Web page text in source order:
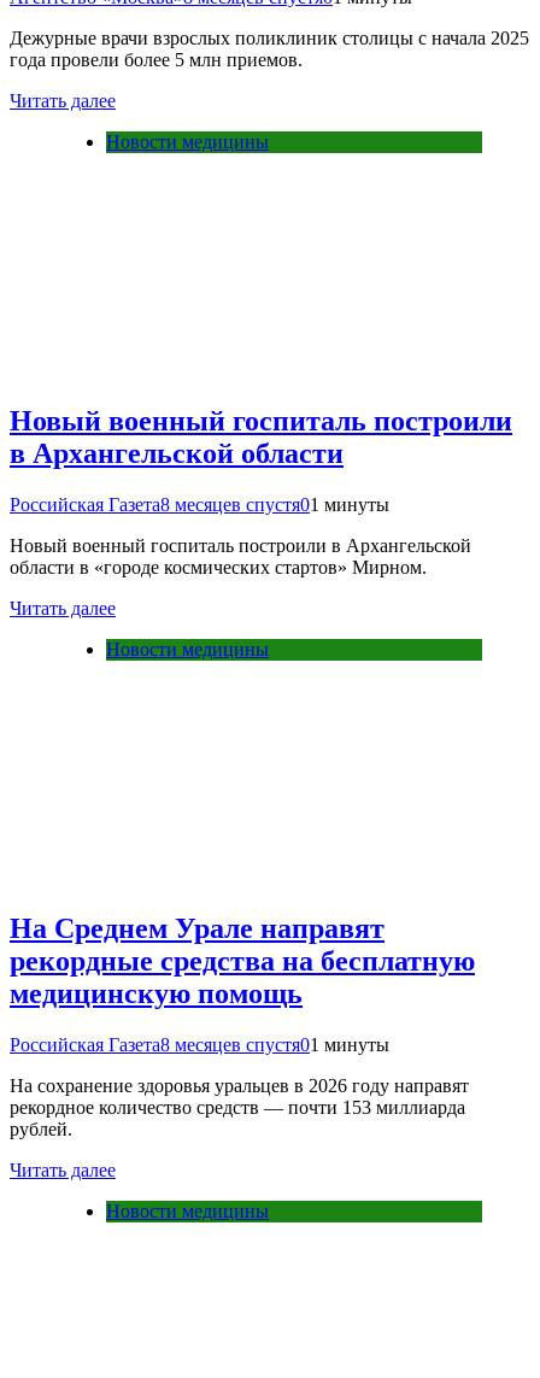
Дежурные врачи взрослых поликлиник столицы с начала 2025
года провели более 5 млн приемов.
Читать далее
Новости медицины
Новый военный госпиталь построили
в Архангельской области
Российская Газета8 месяцев спустя01 минуты
Новый военный госпиталь построили в Архангельской
области в «городе космических стартов» Мирном.
Читать далее
Новости медицины
На Среднем Урале направят
рекордные средства на бесплатную
медицинскую помощь
Российская Газета8 месяцев спустя01 минуты
На сохранение здоровья уральцев в 2026 году направят
рекордное количество средств — почти 153 миллиарда
рублей.
Читать далее
Новости медицины